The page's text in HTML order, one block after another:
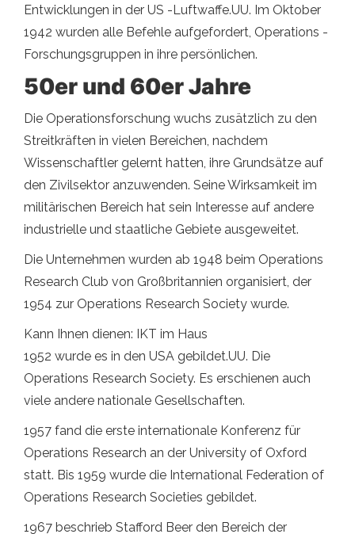
Entwicklungen in der US -Luftwaffe.UU. Im Oktober
1942 wurden alle Befehle aufgefordert, Operations -
Forschungsgruppen in ihre persönlichen.
50er und 60er Jahre
Die Operationsforschung wuchs zusätzlich zu den
Streitkräften in vielen Bereichen, nachdem
Wissenschaftler gelernt hatten, ihre Grundsätze auf
den Zivilsektor anzuwenden. Seine Wirksamkeit im
militärischen Bereich hat sein Interesse auf andere
industrielle und staatliche Gebiete ausgeweitet.
Die Unternehmen wurden ab 1948 beim Operations
Research Club von Großbritannien organisiert, der
1954 zur Operations Research Society wurde.
Kann Ihnen dienen: IKT im Haus
1952 wurde es in den USA gebildet.UU. Die
Operations Research Society. Es erschienen auch
viele andere nationale Gesellschaften.
1957 fand die erste internationale Konferenz für
Operations Research an der University of Oxford
statt. Bis 1959 wurde die International Federation of
Operations Research Societies gebildet.
1967 beschrieb Stafford Beer den Bereich der